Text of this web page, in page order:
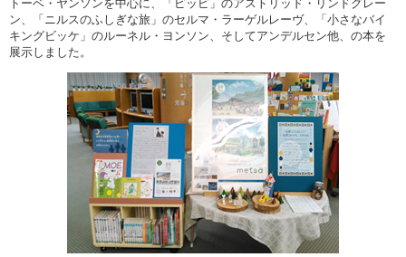
トーベ・ヤンソンを中心に、「ピッピ」のアストリッド・リンドグレー
ン、「ニルスのふしぎな旅」のセルマ・ラーゲルレーヴ、「小さなバイ
キングビッケ」のルーネル・ヨンソン、そしてアンデルセン他、の本を
展示しました。